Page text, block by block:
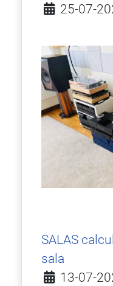
Detalles
25-07-
SALAS
sala
Detalles
13-07-